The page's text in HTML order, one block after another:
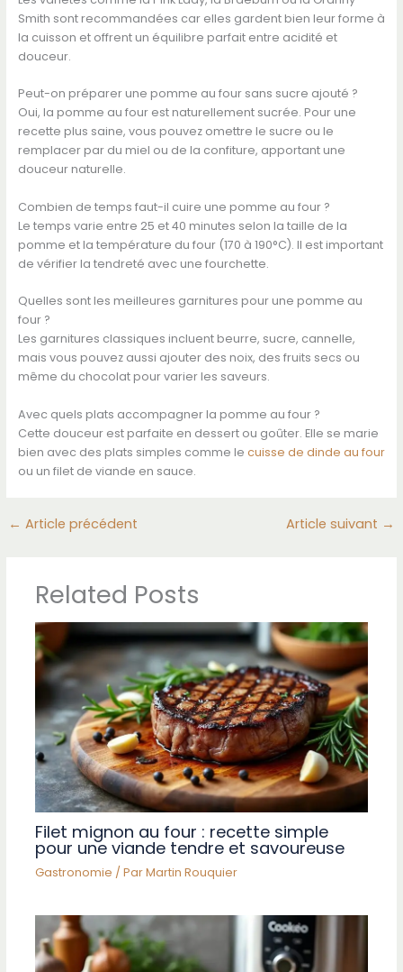
Smith sont recommandées car elles gardent bien leur forme à
la cuisson et offrent un équilibre parfait entre acidité et
douceur.
Peut-on préparer une pomme au four sans sucre ajouté ?
Oui, la pomme au four est naturellement sucrée. Pour une
recette plus saine, vous pouvez omettre le sucre ou le
remplacer par du miel ou de la confiture, apportant une
douceur naturelle.
Combien de temps faut-il cuire une pomme au four ?
Le temps varie entre 25 et 40 minutes selon la taille de la
pomme et la température du four (170 à 190°C). Il est important
de vérifier la tendreté avec une fourchette.
Quelles sont les meilleures garnitures pour une pomme au
four ?
Les garnitures classiques incluent beurre, sucre, cannelle,
mais vous pouvez aussi ajouter des noix, des fruits secs ou
même du chocolat pour varier les saveurs.
Avec quels plats accompagner la pomme au four ?
Cette douceur est parfaite en dessert ou goûter. Elle se marie
bien avec des plats simples comme le cuisse de dinde au four
ou un filet de viande en sauce.
← Article précédent Article suivant →
Related Posts
Filet mignon au four : recette simple
pour une viande tendre et savoureuse
Gastronomie / ParMartin Rouquier